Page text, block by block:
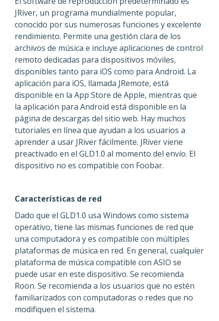
JRiver, un programa mundialmente popular,
conocido por sus numerosas funciones y excelente
rendimiento. Permite una gestión clara de los
archivos de música e incluye aplicaciones de control
remoto dedicadas para dispositivos móviles,
disponibles tanto para iOS como para Android. La
aplicación para iOS, llamada JRemote, está
disponible en la App Store de Apple, mientras que
la aplicación para Android está disponible en la
página de descargas del sitio web. Hay muchos
tutoriales en línea que ayudan a los usuarios a
aprender a usar JRiver fácilmente. JRiver viene
preactivado en el GLD1.0 al momento del envío. El
dispositivo no es compatible con Foobar.
Características de red
Dado que el GLD1.0 usa Windows como sistema
operativo, tiene las mismas funciones de red que
una computadora y es compatible con múltiples
plataformas de música en red. En general, cualquier
plataforma de música compatible con ASIO se
puede usar en este dispositivo. Se recomienda
Roon. Se recomienda a los usuarios que no estén
familiarizados con computadoras o redes que no
modifiquen el sistema.